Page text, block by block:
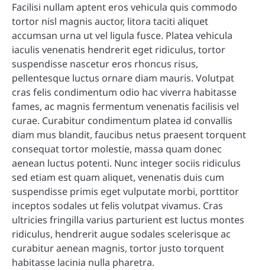
Facilisi nullam aptent eros vehicula quis commodo
tortor nisl magnis auctor, litora taciti aliquet
accumsan urna ut vel ligula fusce. Platea vehicula
iaculis venenatis hendrerit eget ridiculus, tortor
suspendisse nascetur eros rhoncus risus,
pellentesque luctus ornare diam mauris. Volutpat
cras felis condimentum odio hac viverra habitasse
fames, ac magnis fermentum venenatis facilisis vel
curae. Curabitur condimentum platea id convallis
diam mus blandit, faucibus netus praesent torquent
consequat tortor molestie, massa quam donec
aenean luctus potenti. Nunc integer sociis ridiculus
sed etiam est quam aliquet, venenatis duis cum
suspendisse primis eget vulputate morbi, porttitor
inceptos sodales ut felis volutpat vivamus. Cras
ultricies fringilla varius parturient est luctus montes
ridiculus, hendrerit augue sodales scelerisque ac
curabitur aenean magnis, tortor justo torquent
habitasse lacinia nulla pharetra.